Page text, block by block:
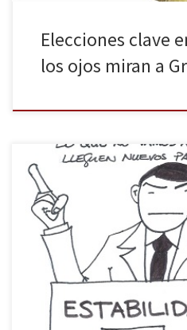
Elecciones clave
los ojos miran a
Mariano Rajoy, el popular
que hay que tener cuidado con
promesas imposibles de cumplir,
frustración. Lo de los tres millones